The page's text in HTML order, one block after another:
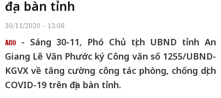
địa bàn tỉnh
30/11/2020 - 13:08
- Sáng 30-11, Phó Chủ tịch UBND tỉnh An
Giang Lê Văn Phước ký Công văn số 1255/UBND-
KGVX về tăng cường công tác phòng, chống dịch
COVID-19 trên địa bàn tỉnh.